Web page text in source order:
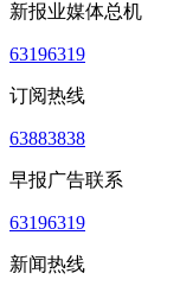
新报业媒体总机
63196319
订阅热线
63883838
早报广告联系
63196319
新闻热线